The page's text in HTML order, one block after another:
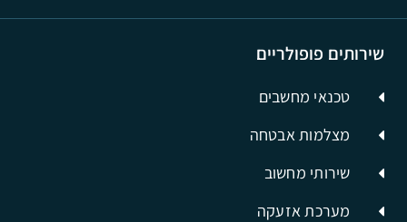
שירותים פופולריים
טכנאי מחשבים
מצלמות אבטחה
שירותי מחשוב
מערכת אזעקה